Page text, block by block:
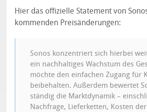
Hier das offizielle Statement von
kommenden Preisänderungen:
Sonos konzentriert sich hierbei
ein nachhaltiges Wachstum des
möchte den einfachen Zugang für
beibehalten. Außerdem bewertet
ständig die Marktdynamik –
Nachfrage, Lieferketten, Kosten der